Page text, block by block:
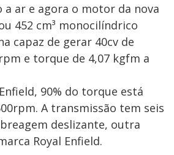
a ar e agora o motor da nova
452 cm³ monocilíndrico
capaz de gerar 40cv de
e torque de 4,07 kgfm a
90% do torque está
A transmissão tem seis
deslizante, outra
Royal Enfield.